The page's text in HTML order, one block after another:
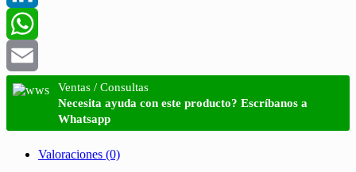
LinkedIn
WhatsApp
Email
Ventas / Consultas
Necesita ayuda con este producto? Escríbanos a
Whatsapp
Valoraciones (0)